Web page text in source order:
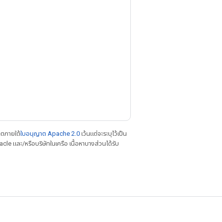
ภายใต้ใบอนุญาต Apache 2.0 เว้นแต่จะระบุไว้เป็น
และ/หรือบริษัทในเครือ เนื้อหาบางส่วนได้รับ